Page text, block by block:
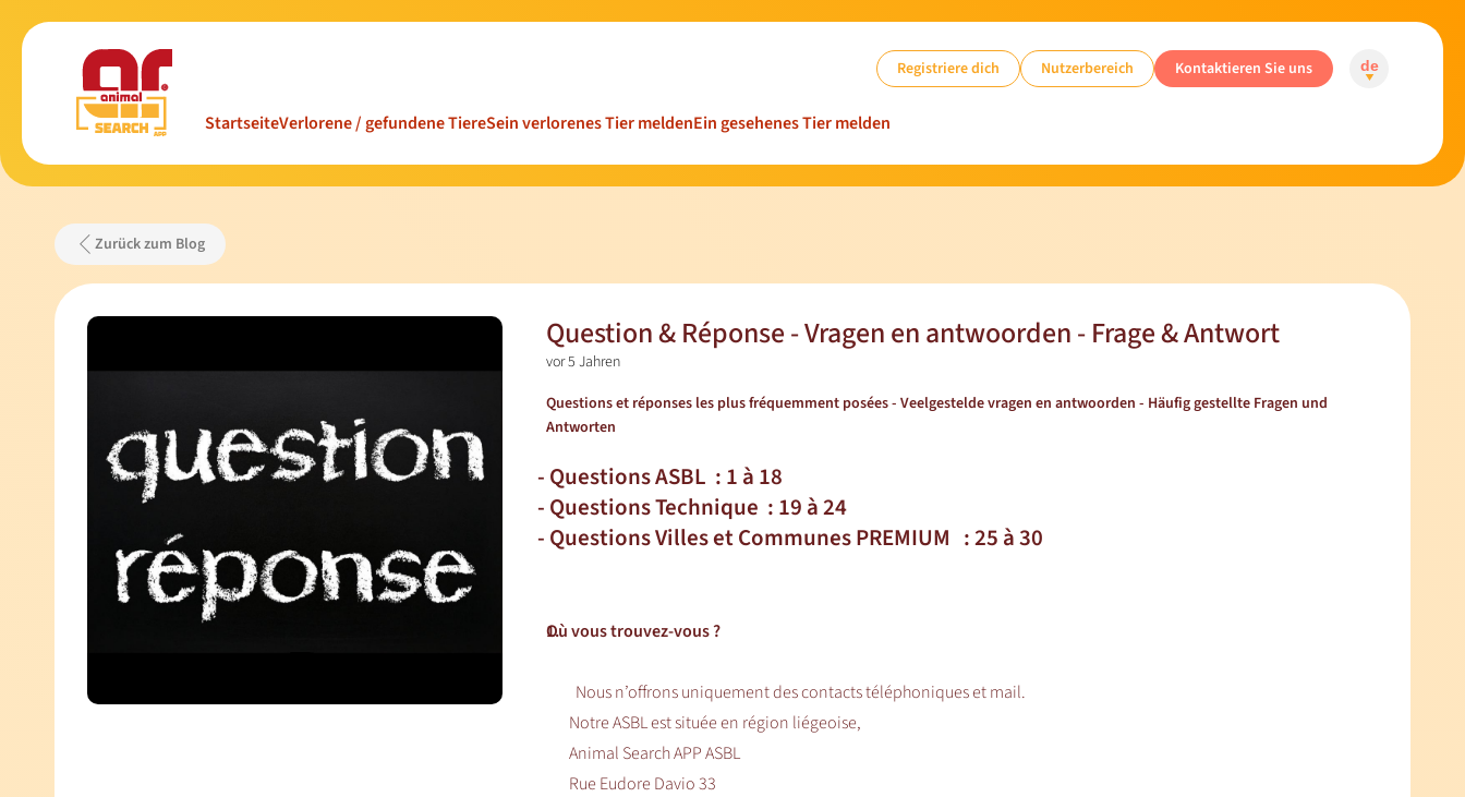
StartseiteVerlorene / gefundene TiereSein verlorenes Tier meldenEin gesehenes Tier melden
Registriere dich Nutzerbereich Kontaktieren Sie uns de
Zurück zum Blog
Question & Réponse - Vragen en antwoorden - Frage & Antwort
vor 5 Jahren
Questions et réponses les plus fréquemment posées - Veelgestelde vragen en antwoorden - Häufig gestellte Fragen und
Antworten
- Questions ASBL : 1 à 18
- Questions Technique : 19 à 24
- Questions Villes et Communes PREMIUM : 25 à 30
1.
Où vous trouvez-vous ?
Nous n’offrons uniquement des contacts téléphoniques et mail.
Notre ASBL est située en région liégeoise,
Animal Search APP ASBL
Rue Eudore Davio 33